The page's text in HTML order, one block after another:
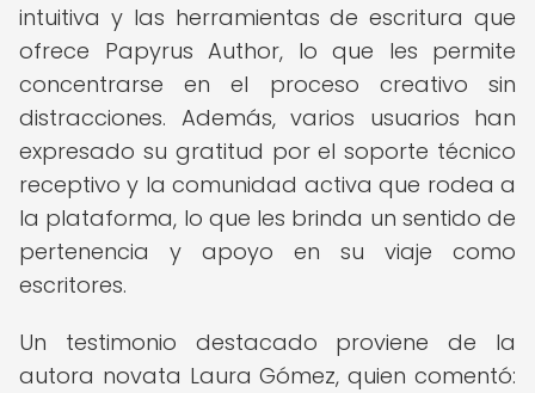
intuitiva y las herramientas de escritura que
ofrece Papyrus Author, lo que les permite
concentrarse en el proceso creativo sin
distracciones. Además, varios usuarios han
expresado su gratitud por el soporte técnico
receptivo y la comunidad activa que rodea a
la plataforma, lo que les brinda un sentido de
pertenencia y apoyo en su viaje como
escritores.
Un testimonio destacado proviene de la
autora novata Laura Gómez, quien comentó: